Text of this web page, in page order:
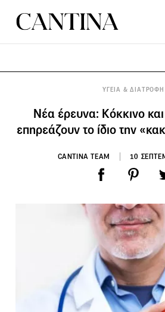
ΥΓΕΙΑ & ΔΙΑΤΡΟΦΗ
Νέα έρευνα: Κόκκινο
επηρεάζουν το ίδιο την
CANTINA TEAM 10